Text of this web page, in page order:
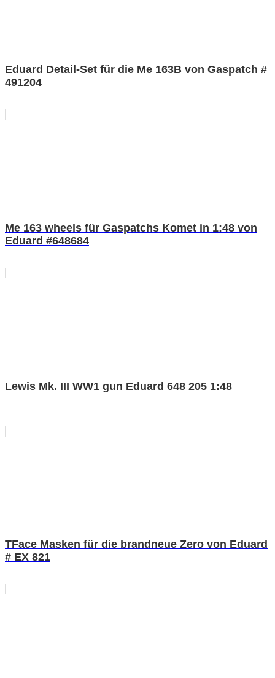
Eduard Detail-Set für die Me 163B von Gaspatch #
491204
Me 163 wheels für Gaspatchs Komet in 1:48 von
Eduard #648684
Lewis Mk. III WW1 gun Eduard 648 205 1:48
TFace Masken für die brandneue Zero von Eduard
# EX 821